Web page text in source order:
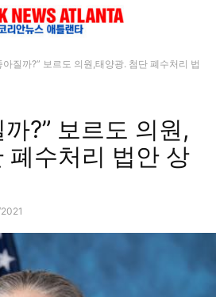
아질까?” 보르도 의원,태양광. 첨단 폐수처리 법
?” 보르도 의원,
폐수처리 법안 상